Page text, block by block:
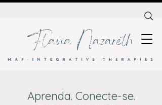
Aprenda. Conecte-se.